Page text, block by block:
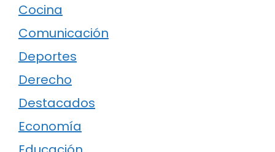
Cocina
Comunicación
Deportes
Derecho
Destacados
Economía